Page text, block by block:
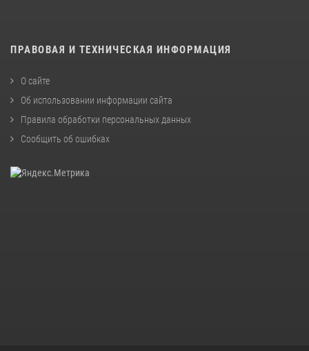
ПРАВОВАЯ И ТЕХНИЧЕСКАЯ ИНФОРМАЦИЯ
О сайте
Об использовании информации сайта
Правила обработки персональных данных
Сообщить об ошибках